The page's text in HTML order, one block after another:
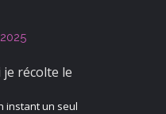
récolte le
instant un seul